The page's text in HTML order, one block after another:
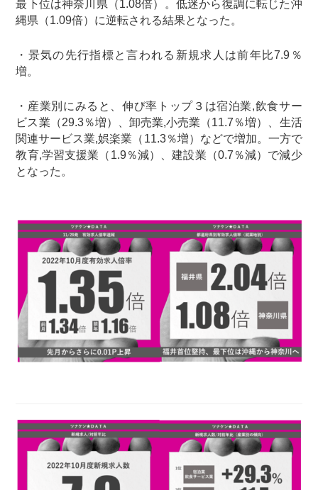
最下位は神奈川県（1.08倍）。低迷から復調に転じた沖
縄県（1.09倍）に逆転される結果となった。
・景気の先行指標と言われる新規求人は前年比7.9％
増。
・産業別にみると、伸び率トップ３は宿泊業,飲食サー
ビス業（29.3％増）、卸売業,小売業（11.7％増）、生活
関連サービス業,娯楽業（11.3％増）などで増加。一方で
教育,学習支援業（1.9％減）、建設業（0.7％減）で減少
となった。